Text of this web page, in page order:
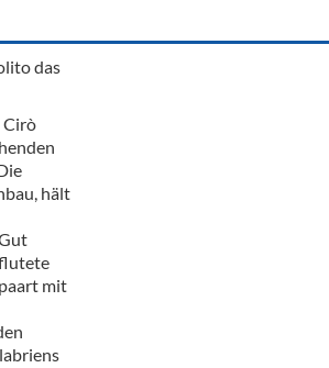
das
Cirò
hält
mit